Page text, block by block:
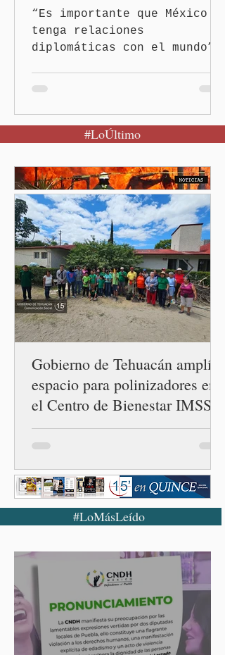
“Es importante que México
tenga relaciones
diplomáticas con el mundo”,
Sheinbaum Pardo anunció el
restablecimiento de las
entre los gobiernos de
México y Perú. “Es
importante que más allá de
la orientación política de
los gobiernos —porque hay
orientaciones políticas de
los gobiernos, llegan por
un partido, llegan por otro
— es importante que México
tenga relaciones
diplomáticas con el mu
#LoÚltimo
Gobierno de Tehuacán amplía
espacio para polinizadores en
el Centro de Bienestar IMSS
Solidaridad
#LoMásLeído